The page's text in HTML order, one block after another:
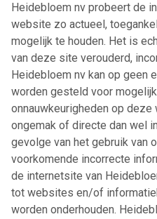
Heidebloem nv probeert de
website zo actueel,
mogelijk te houden. Het is
van deze site verouderd,
Heidebloem nv kan op geen
worden gesteld voor
onnauwkeurigheden op
ongemak of directe dan wel
gevolge van het gebruik van
voorkomende incorrecte
de internetsite van
tot websites en/of
worden onderhouden.